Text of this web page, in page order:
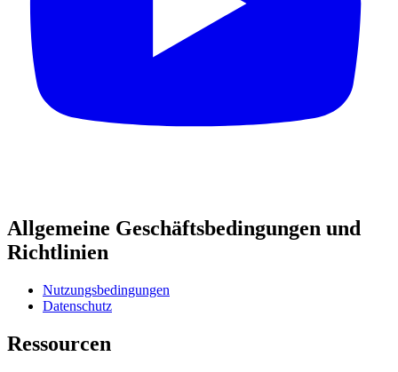
Allgemeine Geschäftsbedingungen und
Richtlinien
Nutzungsbedingungen
Datenschutz
Ressourcen